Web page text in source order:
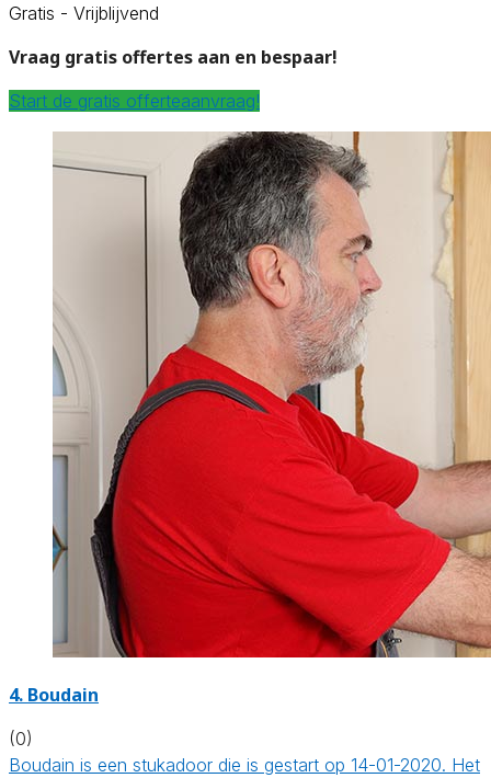
Gratis - Vrijblijvend
Vraag gratis offertes aan en bespaar!
Start de gratis offerteaanvraag!
4. Boudain
(0)
Boudain is een stukadoor die is gestart op 14-01-2020. Het